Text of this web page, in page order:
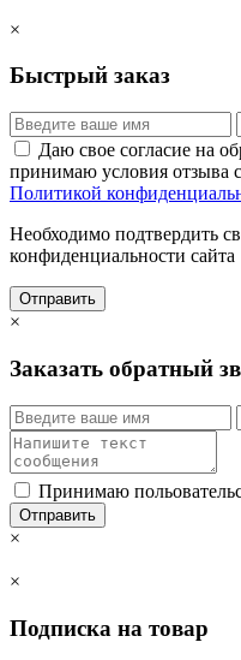
×
Быстрый заказ
Даю свое согласие на
принимаю условия отзыва
Политикой
Необходимо подтвердить
конфиденциальности сайта
Отправить
×
Заказать обратный
Принимаю
Отправить
×
×
Подписка на товар